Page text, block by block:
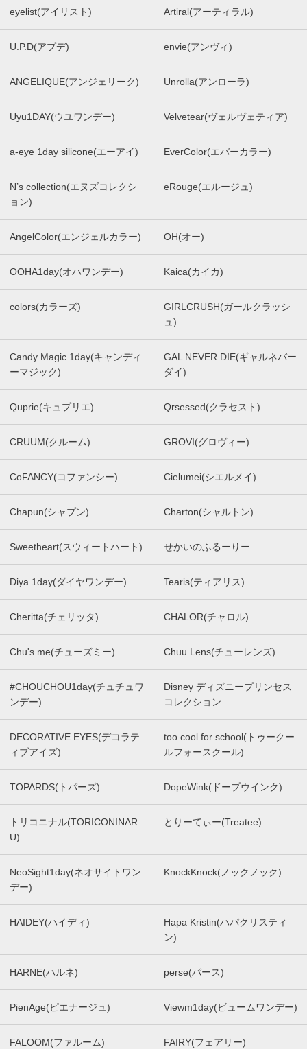
eyelist(アイリスト) Artiral(アーティラル)
U.P.D(アプデ) envie(アンヴィ)
ANGELIQUE(アンジェリーク) Unrolla(アンローラ)
Uyu1DAY(ウユワンデー) Velvetear(ヴェルヴェティア)
a-eye 1day silicone(エーアイ) EverColor(エバーカラー)
N’s collection(エヌズコレクシ
ョン)
eRouge(エルージュ)
AngelColor(エンジェルカラー) OH(オー)
OOHA1day(オハワンデー) Kaica(カイカ)
colors(カラーズ)
GIRLCRUSH(ガールクラッシ
ュ)
Candy Magic 1day(キャンディ
ーマジック)
GAL NEVER DIE(ギャルネバー
ダイ)
Quprie(キュプリエ) Qrsessed(クラセスト)
CRUUM(クルーム) GROVI(グロヴィー)
CoFANCY(コファンシー) Cielumei(シエルメイ)
Chapun(シャプン) Charton(シャルトン)
Sweetheart(スウィートハート) せかいのふるーりー
Diya 1day(ダイヤワンデー) Tearis(ティアリス)
Cheritta(チェリッタ) CHALOR(チャロル)
Chu's me(チューズミー) Chuu Lens(チューレンズ)
#CHOUCHOU1day(チュチュワ
ンデー)
Disney ディズニープリンセス
コレクション
DECORATIVE EYES(デコラテ
ィブアイズ)
too cool for school(トゥークー
ルフォースクール)
TOPARDS(トパーズ) DopeWink(ドープウインク)
トリコニナル(TORICONINAR
U)
とりーてぃー(Treatee)
NeoSight1day(ネオサイトワン
デー)
KnockKnock(ノックノック)
HAIDEY(ハイディ)
Hapa Kristin(ハパクリスティ
ン)
HARNE(ハルネ) perse(パース)
PienAge(ピエナージュ) Viewm1day(ビュームワンデー)
FALOOM(ファルーム) FAIRY(フェアリー)